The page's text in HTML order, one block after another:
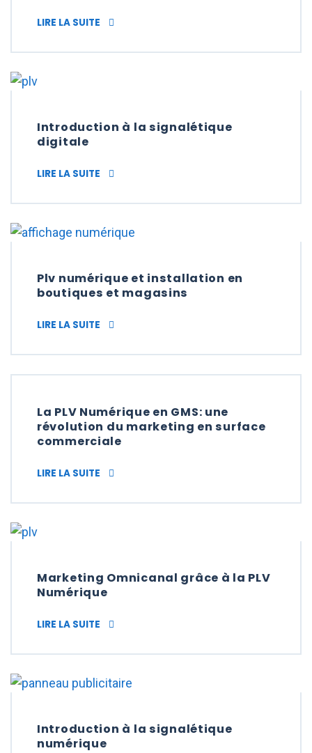
LIRE LA SUITE AFFICHAGE DYNAMIQUE ET PLV
Introduction à la signalétique
digitale
LIRE LA SUITE INTRODUCTION À LA SIGNALÉTIQUE
Plv numérique et installation en
boutiques et magasins
LIRE LA SUITE PLV NUMÉRIQUE ET INSTALLATION EN
La PLV Numérique en GMS: une
révolution du marketing en surface
commerciale
LIRE LA SUITE LA PLV NUMÉRIQUE EN GMS: UNE
Marketing Omnicanal grâce à la PLV
Numérique
LIRE LA SUITE MARKETING OMNICANAL GRÂCE À LA PLV
Introduction à la signalétique
numérique